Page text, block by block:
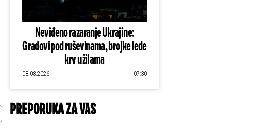
Neviđeno razaranje Ukrajine:
Gradovi pod ruševinama, brojke lede
krv u žilama
08.08.2026 07:30
PREPORUKA ZA VAS